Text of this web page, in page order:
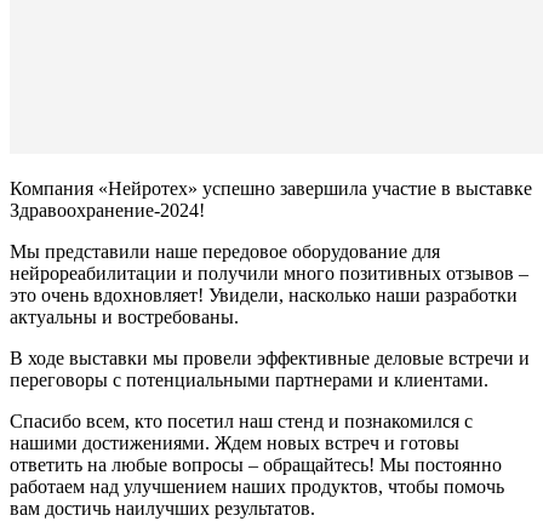
Компания «Нейротех» успешно завершила участие в выставке
Здравоохранение-2024!
Мы представили наше передовое оборудование для
нейрореабилитации и получили много позитивных отзывов –
это очень вдохновляет! Увидели, насколько наши разработки
актуальны и востребованы.
В ходе выставки мы провели эффективные деловые встречи и
переговоры с потенциальными партнерами и клиентами.
Спасибо всем, кто посетил наш стенд и познакомился с
нашими достижениями. Ждем новых встреч и готовы
ответить на любые вопросы – обращайтесь! Мы постоянно
работаем над улучшением наших продуктов, чтобы помочь
вам достичь наилучших результатов.